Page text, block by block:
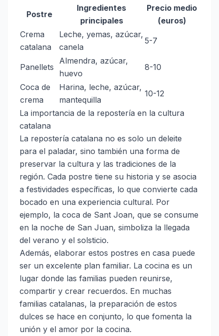
Postre
Ingredientes
principales
Precio medio
(euros)
Crema
catalana
Leche, yemas, azúcar,
canela
5-7
Panellets
Almendra, azúcar,
huevo
8-10
Coca de
crema
Harina, leche, azúcar,
mantequilla
10-12
La importancia de la repostería en la cultura
catalana
La repostería catalana no es solo un deleite
para el paladar, sino también una forma de
preservar la cultura y las tradiciones de la
región. Cada postre tiene su historia y se asocia
a festividades específicas, lo que convierte cada
bocado en una experiencia cultural. Por
ejemplo, la coca de Sant Joan, que se consume
en la noche de San Juan, simboliza la llegada
del verano y el solsticio.
Además, elaborar estos postres en casa puede
ser un excelente plan familiar. La cocina es un
lugar donde las familias pueden reunirse,
compartir y crear recuerdos. En muchas
familias catalanas, la preparación de estos
dulces se hace en conjunto, lo que fomenta la
unión y el amor por la cocina.